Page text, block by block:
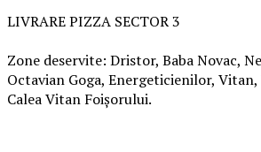
LIVRARE PIZZA SECTOR 3
Zone deservite: Dristor, Baba Novac,
Octavian Goga, Energeticienilor,
Calea Vitan Foișorului.